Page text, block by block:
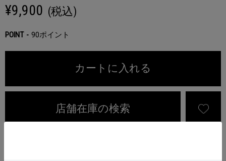
¥9,900 (税込)
POINT 90ポイント
カートに入れる
店舗在庫の検索